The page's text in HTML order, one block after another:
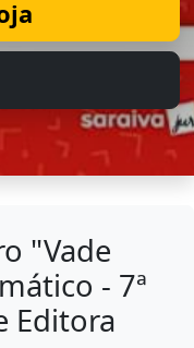
"Vade
- 7ª
Editora